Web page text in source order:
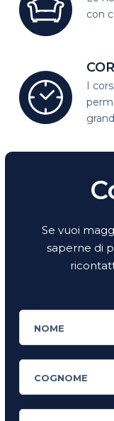
con
I
Se vuoi
saperne di